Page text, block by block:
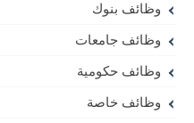
وظائف بنوك
وظائف جامعات
وظائف حكومية
وظائف خاصة